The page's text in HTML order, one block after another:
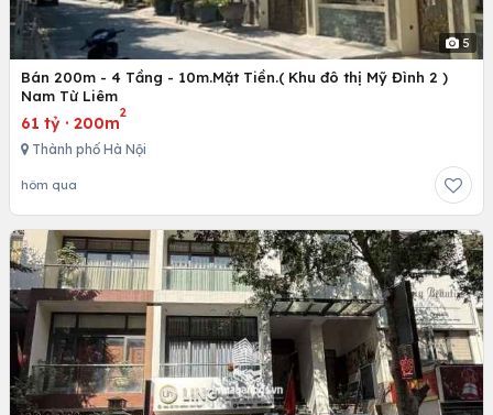
5
Bán 200m - 4 Tầng - 10m.Mặt Tiền.( Khu đô thị Mỹ Đình 2 )
Nam Từ Liêm
61 tỷ · 200m
2
Thành phố Hà Nội
hôm qua